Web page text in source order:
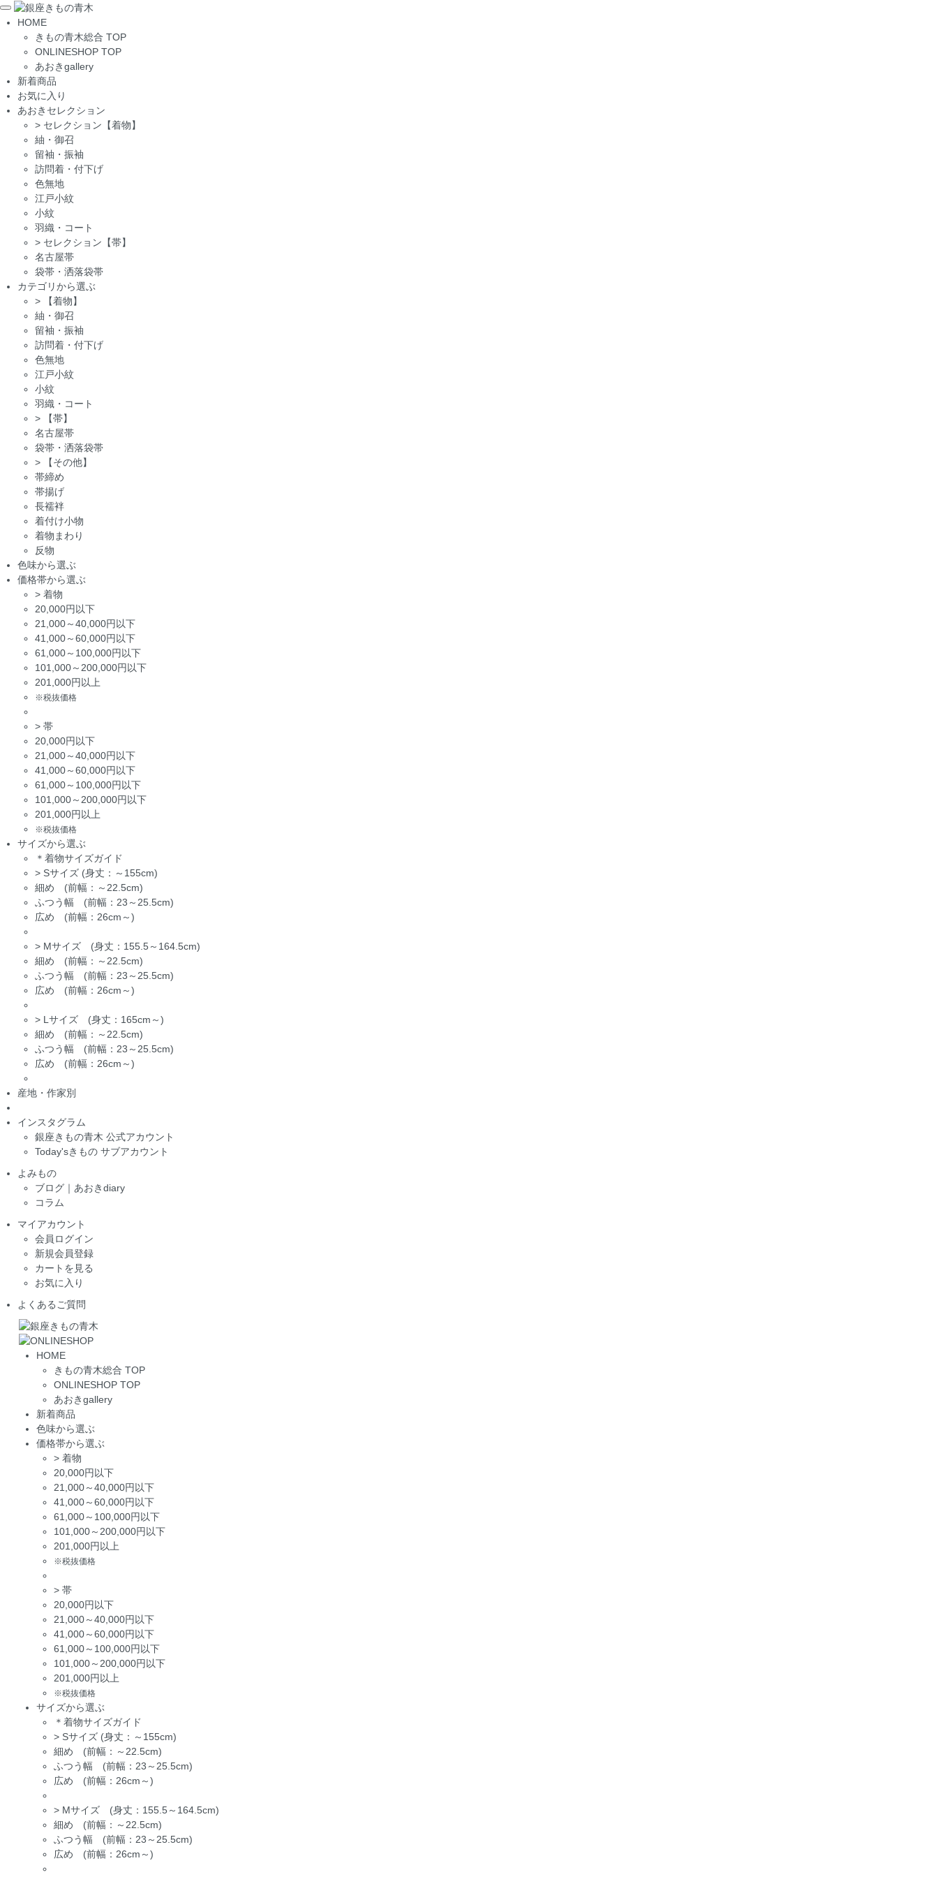
Toggle
navigation
HOME
きもの青木総合 TOP
ONLINESHOP TOP
あおきgallery
新着商品
お気に入り
あおきセレクション
> セレクション【着物】
紬・御召
留袖・振袖
訪問着・付下げ
色無地
江戸小紋
小紋
羽織・コート
> セレクション【帯】
名古屋帯
袋帯・洒落袋帯
カテゴリから選ぶ
>
【着物】
紬・御召
留袖・振袖
訪問着・付下げ
色無地
江戸小紋
小紋
羽織・コート
>
【帯】
名古屋帯
袋帯・洒落袋帯
>
【その他】
帯締め
帯揚げ
長襦袢
着付け小物
着物まわり
反物
色味から選ぶ
価格帯から選ぶ
> 着物
20,000円以下
21,000～40,000円以下
41,000～60,000円以下
61,000～100,000円以下
101,000～200,000円以下
201,000円以上
※税抜価格
> 帯
20,000円以下
21,000～40,000円以下
41,000～60,000円以下
61,000～100,000円以下
101,000～200,000円以下
201,000円以上
※税抜価格
サイズから選ぶ
＊着物サイズガイド
> Sサイズ (身丈：～155cm)
細め (前幅：～22.5cm)
ふつう幅 (前幅：23～25.5cm)
広め (前幅：26cm～)
> Mサイズ (身丈：155.5～164.5cm)
細め (前幅：～22.5cm)
ふつう幅 (前幅：23～25.5cm)
広め (前幅：26cm～)
> Lサイズ (身丈：165cm～)
細め (前幅：～22.5cm)
ふつう幅 (前幅：23～25.5cm)
広め (前幅：26cm～)
産地・作家別
インスタグラム
銀座きもの青木 公式アカウント
Today'sきもの サブアカウント
よみもの
ブログ｜あおきdiary
コラム
マイアカウント
会員ログイン
新規会員登録
カートを見る
お気に入り
よくあるご質問
HOME
きもの青木総合 TOP
ONLINESHOP TOP
あおきgallery
新着商品
色味から選ぶ
価格帯から選ぶ
> 着物
20,000円以下
21,000～40,000円以下
41,000～60,000円以下
61,000～100,000円以下
101,000～200,000円以下
201,000円以上
※税抜価格
> 帯
20,000円以下
21,000～40,000円以下
41,000～60,000円以下
61,000～100,000円以下
101,000～200,000円以下
201,000円以上
※税抜価格
サイズから選ぶ
＊着物サイズガイド
> Sサイズ (身丈：～155cm)
細め (前幅：～22.5cm)
ふつう幅 (前幅：23～25.5cm)
広め (前幅：26cm～)
> Mサイズ (身丈：155.5～164.5cm)
細め (前幅：～22.5cm)
ふつう幅 (前幅：23～25.5cm)
広め (前幅：26cm～)